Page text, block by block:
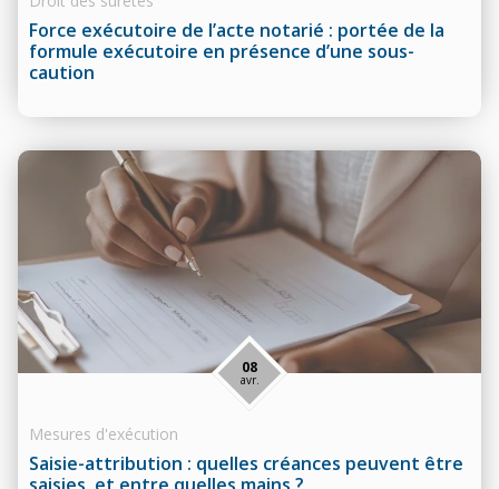
Force exécutoire de l’acte notarié : portée de la
formule exécutoire en présence d’une sous-
caution
Saisie-attribution : quelles créances peuvent être
08
avr.
Mesures d'exécution